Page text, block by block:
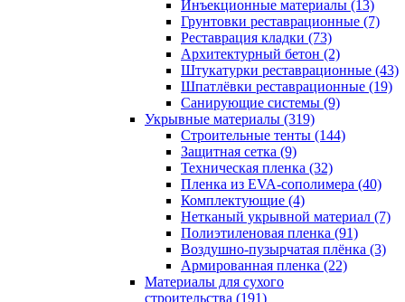
Инъекционные материалы (13)
Грунтовки реставрационные (7)
Реставрация кладки (73)
Архитектурный бетон (2)
Штукатурки реставрационные (43)
Шпатлёвки реставрационные (19)
Санирующие системы (9)
Укрывные материалы (319)
Строительные тенты (144)
Защитная сетка (9)
Техническая пленка (32)
Пленка из EVA-сополимера (40)
Комплектующие (4)
Нетканый укрывной материал (7)
Полиэтиленовая пленка (91)
Воздушно-пузырчатая плёнка (3)
Армированная пленка (22)
Материалы для сухого
строительства (191)